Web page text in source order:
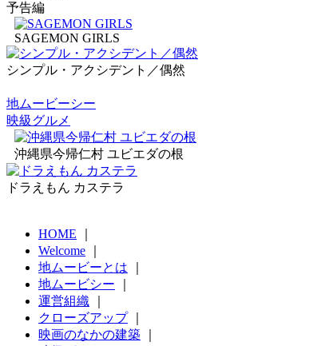
予告編
SAGEMON GIRLS
シンプル・アクシデント／偶然
地ムービーシー
映級グルメ
沖縄県今帰仁村 ユビエダの根
ドラえもん カステラ
HOME
Welcome
地ムービーとは
地ムービシー
運営組織
クローズアップ｜
映画のなかの建築